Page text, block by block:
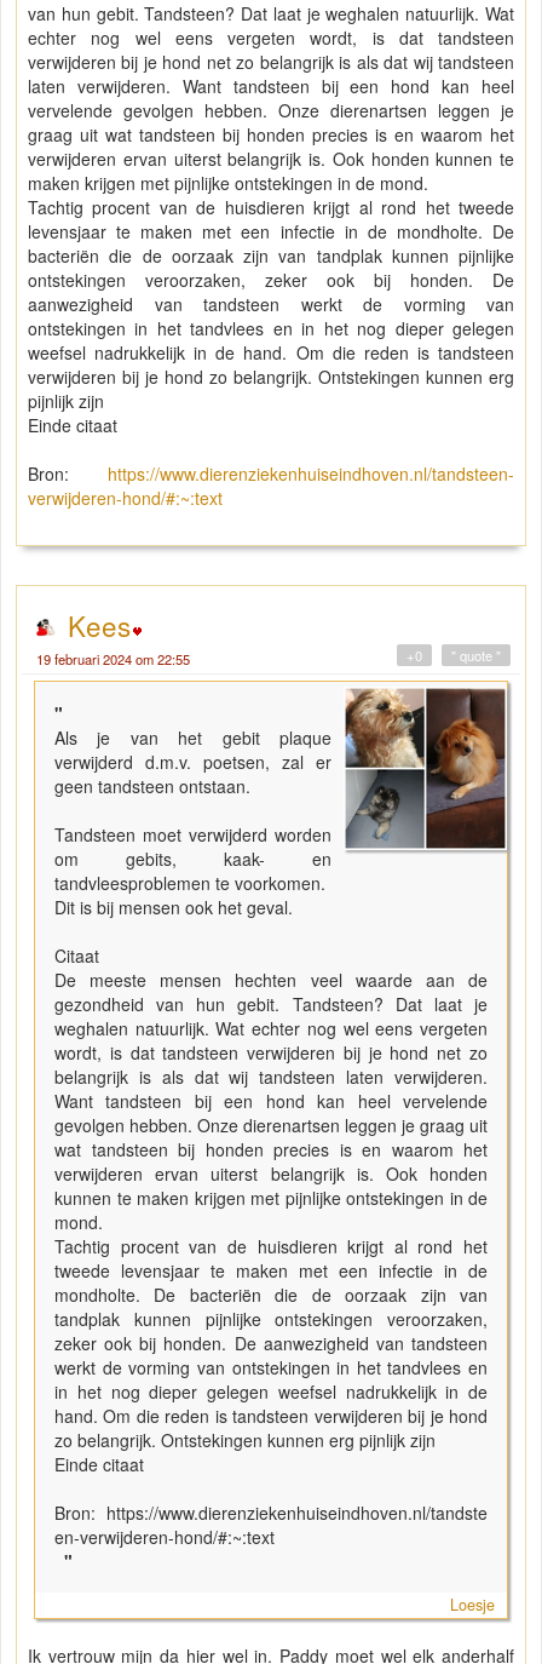
van hun gebit. Tandsteen? Dat laat je weghalen natuurlijk. Wat
echter nog wel eens vergeten wordt, is dat tandsteen
verwijderen bij je hond net zo belangrijk is als dat wij tandsteen
laten verwijderen. Want tandsteen bij een hond kan heel
vervelende gevolgen hebben. Onze dierenartsen leggen je
graag uit wat tandsteen bij honden precies is en waarom het
verwijderen ervan uiterst belangrijk is. Ook honden kunnen te
maken krijgen met pijnlijke ontstekingen in de mond.
Tachtig procent van de huisdieren krijgt al rond het tweede
levensjaar te maken met een infectie in de mondholte. De
bacteriën die de oorzaak zijn van tandplak kunnen pijnlijke
ontstekingen veroorzaken, zeker ook bij honden. De
aanwezigheid van tandsteen werkt de vorming van
ontstekingen in het tandvlees en in het nog dieper gelegen
weefsel nadrukkelijk in de hand. Om die reden is tandsteen
verwijderen bij je hond zo belangrijk. Ontstekingen kunnen erg
pijnlijk zijn
Einde citaat
Bron: https://www.dierenziekenhuiseindhoven.nl/tandsteen-
verwijderen-hond/#:~:text
Kees
19 februari 2024 om 22:55 " quote "
+0
"
Als je van het gebit plaque
verwijderd d.m.v. poetsen, zal er
geen tandsteen ontstaan.
Tandsteen moet verwijderd worden
om gebits, kaak- en
tandvleesproblemen te voorkomen.
Dit is bij mensen ook het geval.
Citaat
De meeste mensen hechten veel waarde aan de
gezondheid van hun gebit. Tandsteen? Dat laat je
weghalen natuurlijk. Wat echter nog wel eens vergeten
wordt, is dat tandsteen verwijderen bij je hond net zo
belangrijk is als dat wij tandsteen laten verwijderen.
Want tandsteen bij een hond kan heel vervelende
gevolgen hebben. Onze dierenartsen leggen je graag uit
wat tandsteen bij honden precies is en waarom het
verwijderen ervan uiterst belangrijk is. Ook honden
kunnen te maken krijgen met pijnlijke ontstekingen in de
mond.
Tachtig procent van de huisdieren krijgt al rond het
tweede levensjaar te maken met een infectie in de
mondholte. De bacteriën die de oorzaak zijn van
tandplak kunnen pijnlijke ontstekingen veroorzaken,
zeker ook bij honden. De aanwezigheid van tandsteen
werkt de vorming van ontstekingen in het tandvlees en
in het nog dieper gelegen weefsel nadrukkelijk in de
hand. Om die reden is tandsteen verwijderen bij je hond
zo belangrijk. Ontstekingen kunnen erg pijnlijk zijn
Einde citaat
Bron: https://www.dierenziekenhuiseindhoven.nl/tandste
en-verwijderen-hond/#:~:text
"
Loesje
Ik vertrouw mijn da hier wel in. Paddy moet wel elk anderhalf